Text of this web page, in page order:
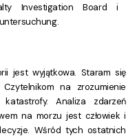
Investigation Board i
jest wyjątkowa. Staram się
na zrozumienie
Analiza zdarzeń
na morzu jest człowiek i
Wśród tych ostatnich